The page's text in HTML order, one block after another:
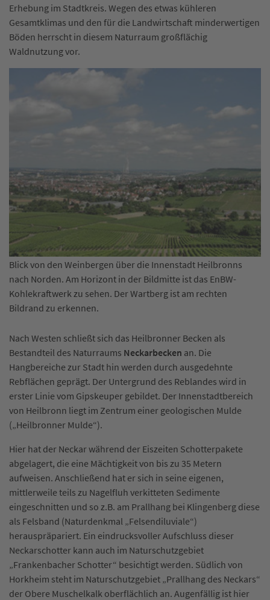
Erhebung im Stadtkreis. Wegen des etwas kühleren
Gesamtklimas und den für die Landwirtschaft minderwertigen
Böden herrscht in diesem Naturraum großflächig
Waldnutzung vor.
Blick von den Weinbergen über die Innenstadt Heilbronns
nach Norden. Am Horizont in der Bildmitte ist das EnBW-
Kohlekraftwerk zu sehen. Der Wartberg ist am rechten
Bildrand zu erkennen.
Nach Westen schließt sich das Heilbronner Becken als
Bestandteil des Naturraums Neckarbecken an. Die
Hangbereiche zur Stadt hin werden durch ausgedehnte
Rebflächen geprägt. Der Untergrund des Reblandes wird in
erster Linie vom Gipskeuper gebildet. Der Innenstadtbereich
von Heilbronn liegt im Zentrum einer geologischen Mulde
(„Heilbronner Mulde“).
Hier hat der Neckar während der Eiszeiten Schotterpakete
abgelagert, die eine Mächtigkeit von bis zu 35 Metern
aufweisen. Anschließend hat er sich in seine eigenen,
mittlerweile teils zu Nagelfluh verkitteten Sedimente
eingeschnitten und so z.B. am Prallhang bei Klingenberg diese
als Felsband (Naturdenkmal „Felsendiluviale“)
herauspräpariert. Ein eindrucksvoller Aufschluss dieser
Neckarschotter kann auch im Naturschutzgebiet
„Frankenbacher Schotter“ besichtigt werden. Südlich von
Horkheim steht im Naturschutzgebiet „Prallhang des Neckars“
der Obere Muschelkalk oberflächlich an. Augenfällig ist hier